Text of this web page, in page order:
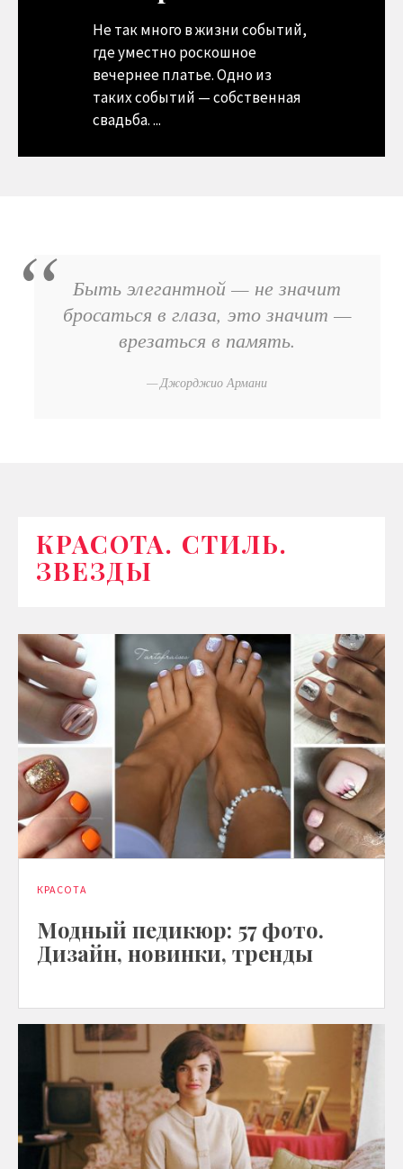
Не так много в жизни событий,
где уместно роскошное
вечернее платье. Одно из
таких событий — собственная
свадьба. ...
Быть элегантной — не значит
бросаться в глаза, это значит —
врезаться в память.
Джорджио Армани
КРАСОТА. СТИЛЬ.
ЗВЕЗДЫ
КРАСОТА
Модный педикюр: 57 фото.
Дизайн, новинки, тренды